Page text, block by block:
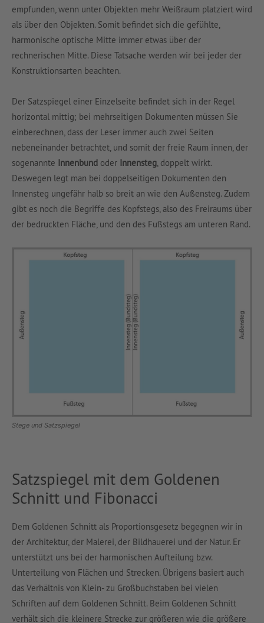
empfunden, wenn unter Objekten mehr Weißraum platziert wird
als über den Objekten. Somit befindet sich die gefühlte,
harmonische optische Mitte immer etwas über der
rechnerischen Mitte. Diese Tatsache werden wir bei jeder der
Konstruktionsarten beachten.
Der Satzspiegel einer Einzelseite befindet sich in der Regel
horizontal mittig; bei mehrseitigen Dokumenten müssen Sie
einberechnen, dass der Leser immer auch zwei Seiten
nebeneinander betrachtet, und somit der freie Raum innen, der
sogenannte Innenbund oder Innensteg , doppelt wirkt.
Deswegen legt man bei doppelseitigen Dokumenten den
Innensteg ungefähr halb so breit an wie den Außensteg. Zudem
gibt es noch die Begriffe des Kopfstegs, also des Freiraums über
der bedruckten Fläche, und den des Fußstegs am unteren Rand.
Stege und Satzspiegel
Satzspiegel mit dem Goldenen
Schnitt und Fibonacci
Dem Goldenen Schnitt als Proportionsgesetz begegnen wir in
der Architektur, der Malerei, der Bildhauerei und der Natur. Er
unterstützt uns bei der harmonischen Aufteilung bzw.
Unterteilung von Flächen und Strecken. Übrigens basiert auch
das Verhältnis von Klein- zu Großbuchstaben bei vielen
Schriften auf dem Goldenen Schnitt. Beim Goldenen Schnitt
verhält sich die kleinere Strecke zur größeren wie die größere